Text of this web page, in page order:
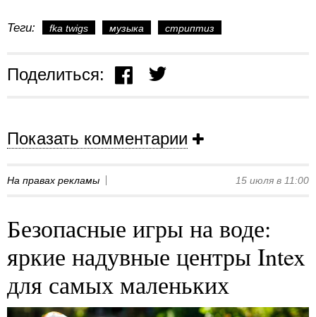
Теги: fka twigs музыка стриптиз
Поделиться:
Показать комментарии
На правах рекламы 15 июля в 11:00
Безопасные игры на воде:
яркие надувные центры Intex
для самых маленьких